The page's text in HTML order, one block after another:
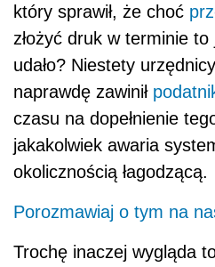
który sprawił, że choć
złożyć druk w terminie
udało? Niestety
naprawdę zawinił
czasu na dopełnienie
jakakolwiek awaria
okolicznością łagodzącą.
Porozmawiaj o tym na
Trochę inaczej wygląda